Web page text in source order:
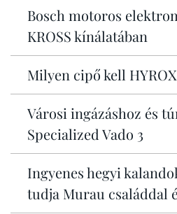
Bosch motoros
KROSS kínálatában
Milyen cipő kell
Városi ingázáshoz és
Specialized Vado 3
Ingyenes hegyi
tudja Murau családdal